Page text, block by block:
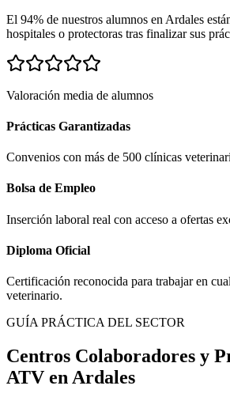
El 94% de nuestros alumnos en Ardales
hospitales o protectoras tras finalizar sus
Valoración media de alumnos
Prácticas Garantizadas
Convenios con más de 500 clínicas
Bolsa de Empleo
Inserción laboral real con acceso a ofertas
Diploma Oficial
Certificación reconocida para trabajar en
veterinario.
GUÍA PRÁCTICA DEL SECTOR
Centros Colaboradores y
ATV en Ardales